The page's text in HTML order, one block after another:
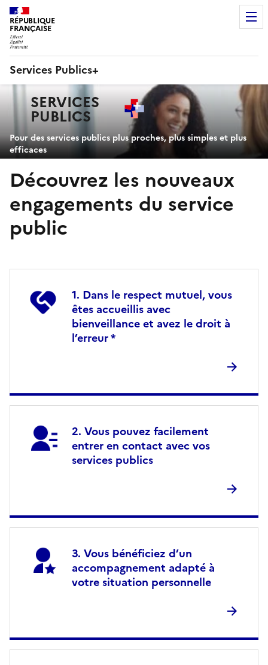
RÉPUBLIQUE
FRANÇAISE
Services Publics+
principaleSERVICES
PUBLICS+
Pour des services publics plus proches, plus simples et plus
efficaces
Découvrez les nouveaux
engagements du service
public
Dans le respect mutuel, vous
êtes accueillis avec
bienveillance et avez le droit à
l’erreur *
Vous pouvez facilement
entrer en contact avec vos
services publics
Vous bénéficiez d’un
accompagnement adapté à
votre situation personnelle